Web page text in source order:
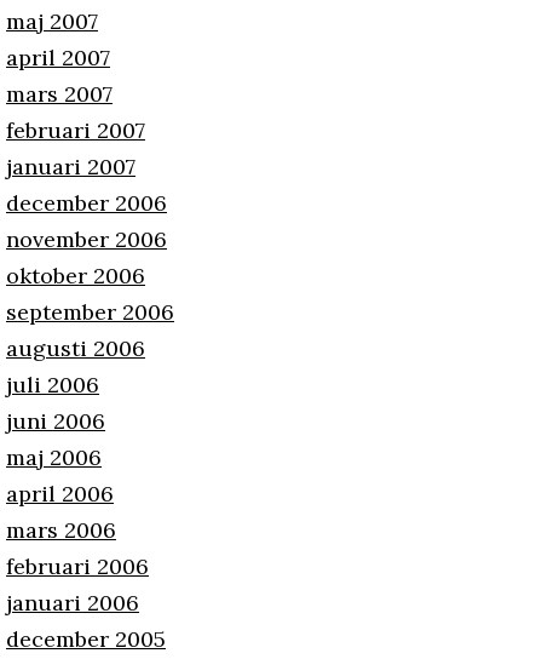
maj 2007
april 2007
mars 2007
februari 2007
januari 2007
december 2006
november 2006
oktober 2006
september 2006
augusti 2006
juli 2006
juni 2006
maj 2006
april 2006
mars 2006
februari 2006
januari 2006
december 2005